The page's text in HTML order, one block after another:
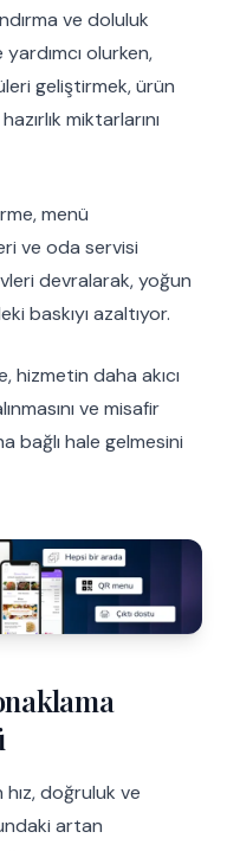
ve doluluk
olurken,
geliştirmek, ürün
miktarlarını
menü
ve oda servisi
devralarak, yoğun
baskıyı azaltıyor.
hizmetin daha akıcı
ve misafir
bağlı hale gelmesini
doğruluk ve
artan